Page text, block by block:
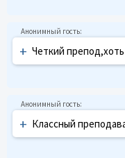
+ Четкий
+ Классный